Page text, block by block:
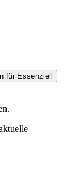
für Essenziell